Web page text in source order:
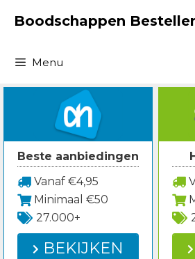
naarBoodschappen
Menu
Beste aanbiedingen
Vanaf €4,95
Minimaal €50
27.000+
BEKIJKEN